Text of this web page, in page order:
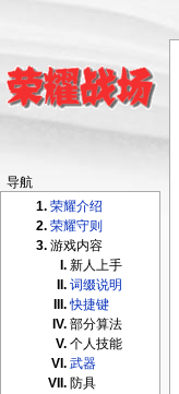
导航
荣耀介绍
荣耀守则
游戏内容
新人上手
词缀说明
快捷键
部分算法
个人技能
武器
防具